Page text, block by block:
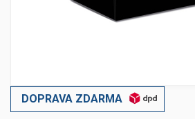
DOPRAVA ZDARMA